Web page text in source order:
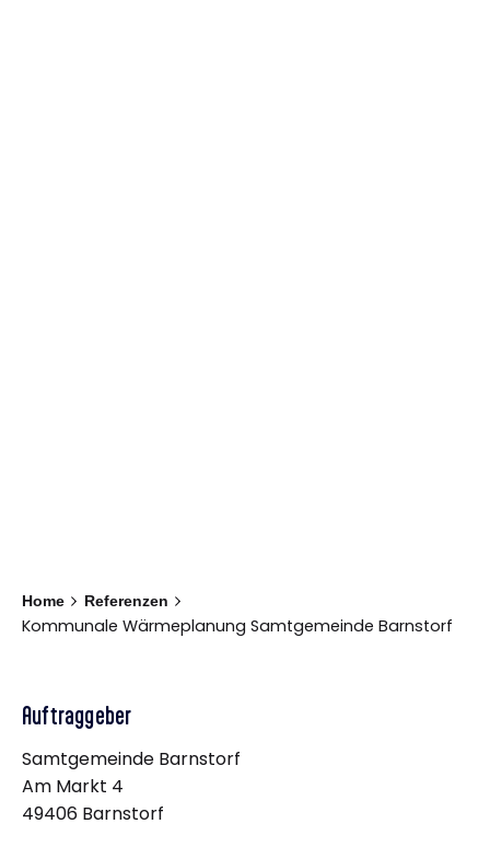
Home Referenzen
Kommunale Wärmeplanung Samtgemeinde Barnstorf
Auftraggeber
Samtgemeinde Barnstorf
Am Markt 4
49406 Barnstorf